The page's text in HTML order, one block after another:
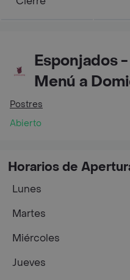
Esponjados
Menú a
Postres
Abierto
Horarios de
Lunes
Martes
Miércoles
Jueves